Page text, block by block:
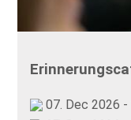
07. Dec 2026 -